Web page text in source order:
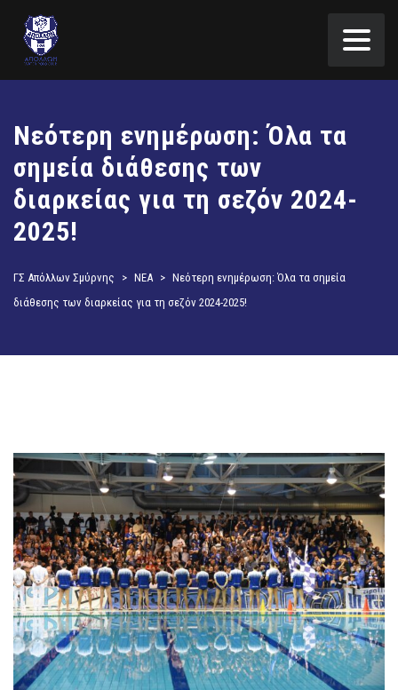
Νεότερη ενημέρωση: Όλα τα
σημεία διάθεσης των
διαρκείας για τη σεζόν 2024-
2025!
ΓΣ Απόλλων Σμύρνης > ΝΕΑ > Νεότερη ενημέρωση: Όλα τα σημεία
διάθεσης των διαρκείας για τη σεζόν 2024-2025!